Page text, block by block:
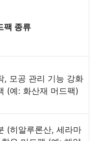
팩 종류
, 모공 관리 기능 강화
(예: 화산재 머드팩)
(히알루론산, 세라마